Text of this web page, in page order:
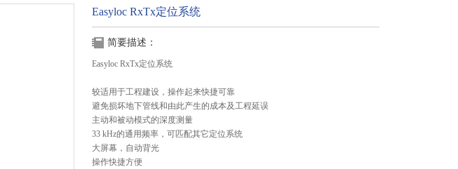
Easyloc RxTx定位系统
简要描述：
Easyloc RxTx定位系统
较适用于工程建设，操作起来快捷可靠
避免损坏地下管线和由此产生的成本及工程延误
主动和被动模式的深度测量
33 kHz的通用频率，可匹配其它定位系统
大屏幕，自动背光
操作快捷方便